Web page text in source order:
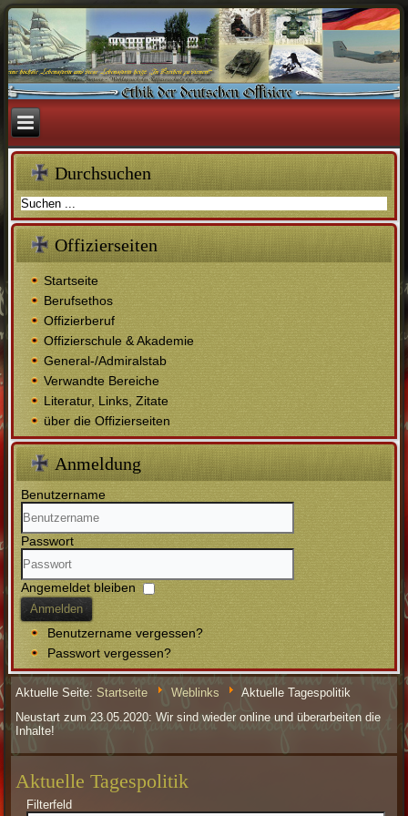
Durchsuchen
Offizierseiten
Startseite
Berufsethos
Offizierberuf
Offizierschule & Akademie
General-/Admiralstab
Verwandte Bereiche
Literatur, Links, Zitate
über die Offizierseiten
Anmeldung
Benutzername
Passwort
Angemeldet bleiben
Anmelden
Benutzername vergessen?
Passwort vergessen?
Aktuelle Seite: Startseite Weblinks
Aktuelle Tagespolitik
Neustart zum 23.05.2020: Wir sind wieder online und überarbeiten die
Inhalte!
Aktuelle Tagespolitik
Filterfeld